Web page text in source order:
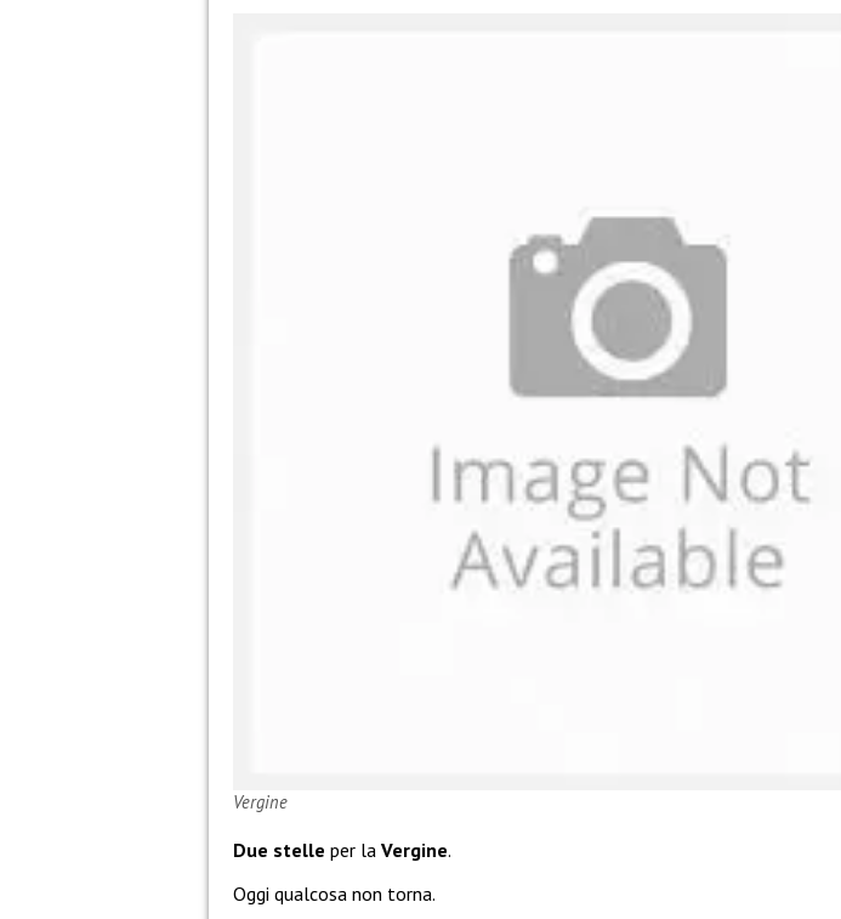
Vergine
Due stelle per la Vergine.
Oggi qualcosa non torna.